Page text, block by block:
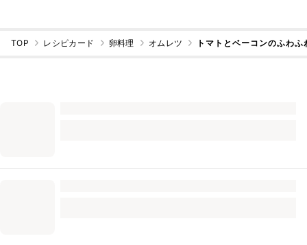
TOP レシピカード 卵料理 オムレツ トマトとベーコンのふわ